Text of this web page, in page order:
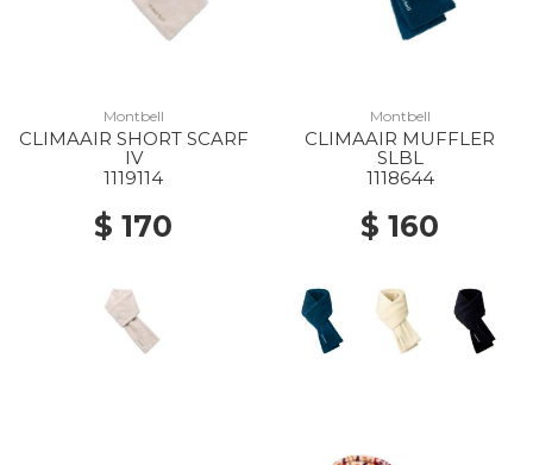
Montbell
CLIMAAIR SHORT SCARF
IV
1119114
$ 170
Montbell
CLIMAAIR MUFFLER
SLBL
1118644
$ 160